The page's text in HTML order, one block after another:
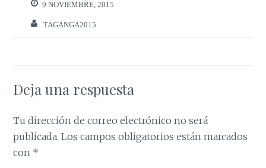
9 NOVIEMBRE, 2015
TAGANGA2015
Deja una respuesta
Tu dirección de correo electrónico no será
publicada. Los campos obligatorios están marcados
con *